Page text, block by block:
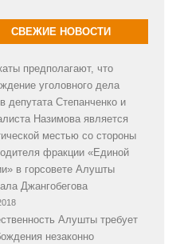
СВЕЖИЕ НОВОСТИ
предполагают, что
уголовного дела
депутата Степанченко и
Назимова является
местью со стороны
фракции «Единой
в горсовете Алушты
Джангобегова
Алушты требует
незаконно